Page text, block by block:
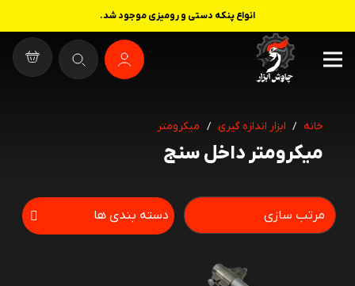
انواع پنکه دستی و رومیزی موجود شد.
خانه / ابزار اندازه گیری / میکرومتر
میکرومتر داخل سنج
دسته بندی ها